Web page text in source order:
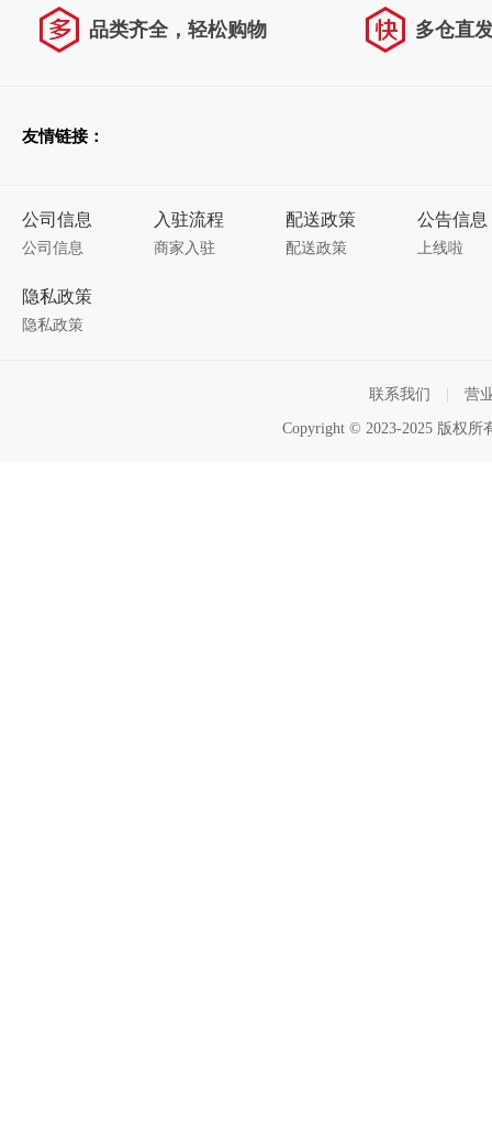
品类齐全，轻松购物 多仓直
友情链接：
公司信息
公司信息
入驻流程
商家入驻
配送政策
配送政策
公告信息
上线啦
隐私政策
隐私政策
联系我们 营
Copyright © 2023-2025 版权所